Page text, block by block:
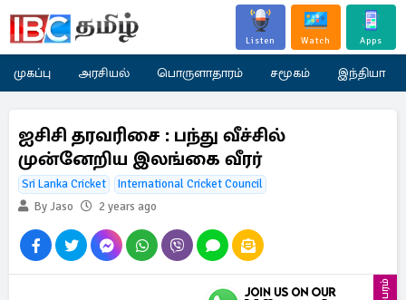
Listen Watch Apps
முகப்பு அரசியல் பொருளாதாரம் சமூகம் இந்தியா
ஐசிசி தரவரிசை : பந்து வீச்சில்
முன்னேறிய இலங்கை வீரர்
Sri Lanka Cricket
International Cricket Council
By Jaso
2 years ago